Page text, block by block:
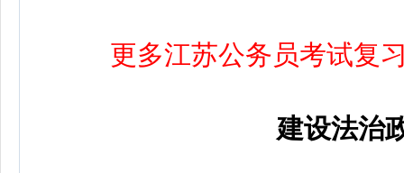
更多江苏公务员考试复
建设法治